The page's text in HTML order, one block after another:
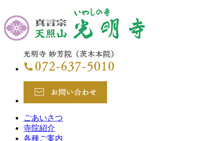
ごあいさつ
寺院紹介
各種ご案内